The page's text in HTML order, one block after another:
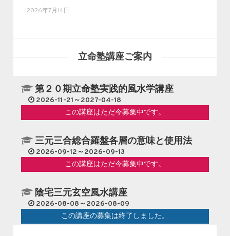
2026年7月14日
立命塾講座ご案内
第２０期立命塾実践的風水学講座
2026-11-21～2027-04-18
この講座はただ今募集中です。
三元三合総合羅盤各層の意味と使用法
2026-09-12～2026-09-13
この講座はただ今募集中です。
陰宅三元玄空風水講座
2026-08-08～2026-08-09
この講座の募集は終了しました。